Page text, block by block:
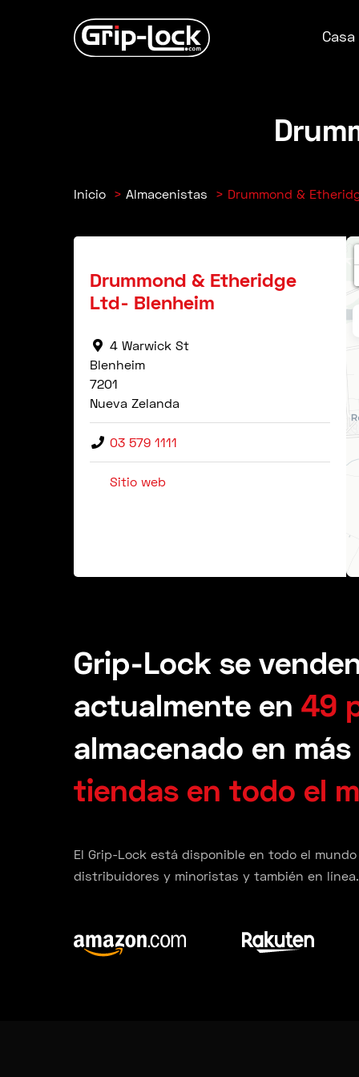
Casa
Inicio Almacenistas Drummond &
Drummond & Etheridge
Ltd- Blenheim
4 Warwick St
Blenheim
7201
Nueva Zelanda
03 579 1111
Sitio web
Grip-Lock se
actualmente en 49
almacenado en más
tiendas en todo el
El Grip-Lock está disponible en todo el
distribuidores y minoristas y también en línea.